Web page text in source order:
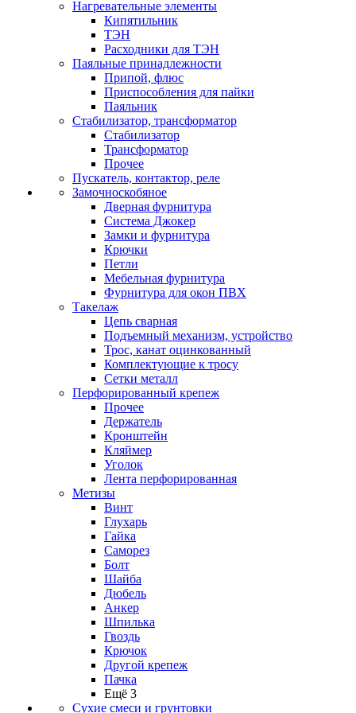
Нагревательные элементы
Кипятильник
ТЭН
Расходники для ТЭН
Паяльные принадлежности
Припой, флюс
Приспособления для пайки
Паяльник
Стабилизатор, трансформатор
Стабилизатор
Трансформатор
Прочее
Пускатель, контактор, реле
Замочноскобяное
Дверная фурнитура
Система Джокер
Замки и фурнитура
Крючки
Петли
Мебельная фурнитура
Фурнитура для окон ПВХ
Такелаж
Цепь сварная
Подъемный механизм, устройство
Трос, канат оцинкованный
Комплектующие к тросу
Сетки металл
Перфорированный крепеж
Прочее
Держатель
Кронштейн
Кляймер
Уголок
Лента перфорированная
Метизы
Винт
Глухарь
Гайка
Саморез
Болт
Шайба
Дюбель
Анкер
Шпилька
Гвоздь
Крючок
Другой крепеж
Пачка
Ещё 3
Сухие смеси и грунтовки